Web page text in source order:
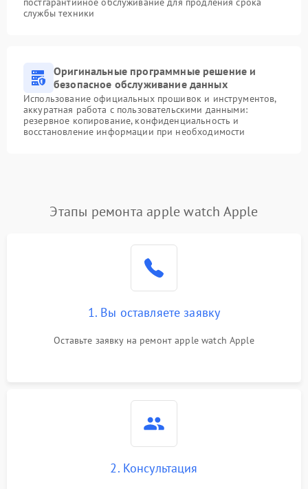
службы техники
Оригинальные программные решение и
безопасное обслуживание данных
Использование официальных прошивок и инструментов,
аккуратная работа с пользовательскими данными:
резервное копирование, конфиденциальность и
восстановление информации при необходимости
Этапы ремонта apple watch Apple
1. Вы оставляете заявку
Оставьте заявку на ремонт apple watch Apple
2. Консультация